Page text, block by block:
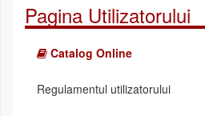
Pagina Utilizatorului
Catalog Online
Regulamentul utilizatorului